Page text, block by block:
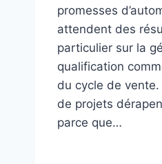
promesses
attendent des
particulier sur la
qualification
du cycle de
de projets
parce que…